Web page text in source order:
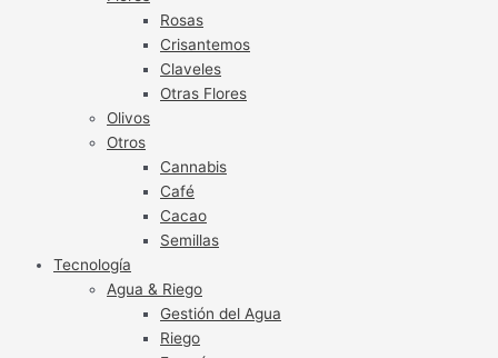
Rosas
Crisantemos
Claveles
Otras Flores
Olivos
Otros
Cannabis
Café
Cacao
Semillas
Tecnología
Agua & Riego
Gestión del Agua
Riego